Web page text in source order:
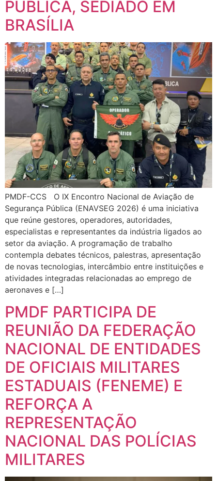
PÚBLICA, SEDIADO EM
BRASÍLIA
PMDF-CCS O IX Encontro Nacional de Aviação de
Segurança Pública (ENAVSEG 2026) é uma iniciativa
que reúne gestores, operadores, autoridades,
especialistas e representantes da indústria ligados ao
setor da aviação. A programação de trabalho
contempla debates técnicos, palestras, apresentação
de novas tecnologias, intercâmbio entre instituições e
atividades integradas relacionadas ao emprego de
aeronaves e […]
PMDF PARTICIPA DE
REUNIÃO DA FEDERAÇÃO
NACIONAL DE ENTIDADES
DE OFICIAIS MILITARES
ESTADUAIS (FENEME) E
REFORÇA A
REPRESENTAÇÃO
NACIONAL DAS POLÍCIAS
MILITARES